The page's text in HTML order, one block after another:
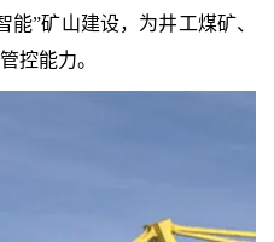
”矿山建设，为井工煤矿、
控能力。